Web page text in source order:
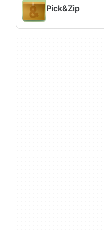
Pick&Zip